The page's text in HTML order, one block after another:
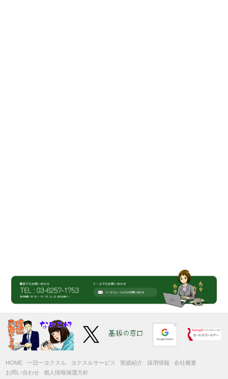
HOME 一日一ヨクスル ヨクスルサービス 実績紹介 採用情報
会社概要
お問い合わせ
個人情報保護方針